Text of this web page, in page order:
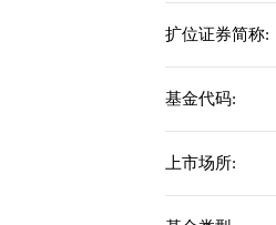
扩位证券简称:
基金代码:
上市场所: